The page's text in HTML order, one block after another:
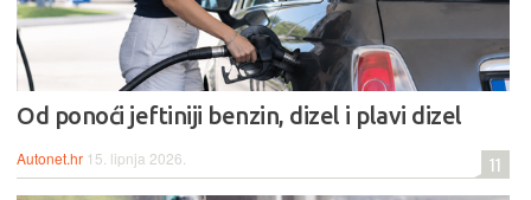
Od ponoći jeftiniji benzin, dizel i plavi dizel
Autonet.hr 15. lipnja 2026. 11